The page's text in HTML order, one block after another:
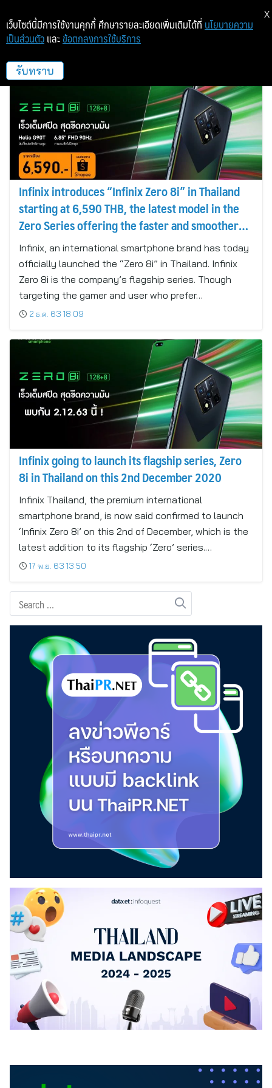
Infinix Thailand
Infinix introduces “Infinix Zero 8i” in Thailand
starting at 6,590 THB, the latest model in the
Zero Series offering the faster and smoother
performance with the concept ‘Speed Monster,
Born to perform’
Infinix, an international smartphone brand has today
officially launched the “Zero 8i” in Thailand. Infinix
Zero 8i is the company’s flagship series. Though
targeting the gamer and user who prefer…
2 ธ.ค. 63 18:09
Infinix going to launch its flagship series, Zero
8i in Thailand on this 2nd December 2020
Infinix Thailand, the premium international
smartphone brand, is now said confirmed to launch
‘Infinix Zero 8i’ on this 2nd of December, which is the
latest addition to its flagship ‘Zero’ series.…
17 พ.ย. 63 13:50
เว็บไซต์นี้มีการใช้งานคุกกี้ ศึกษารายละเอียดเพิ่มเติมได้ที่ นโยบายความ
เป็นส่วนตัว และ ข้อตกลงการใช้บริการ
รับทราบ
X